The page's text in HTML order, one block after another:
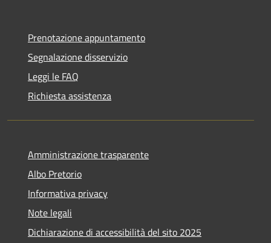
Prenotazione appuntamento
Segnalazione disservizio
Leggi le FAQ
Richiesta assistenza
Amministrazione trasparente
Albo Pretorio
Informativa privacy
Note legali
Dichiarazione di accessibilità del sito 2025